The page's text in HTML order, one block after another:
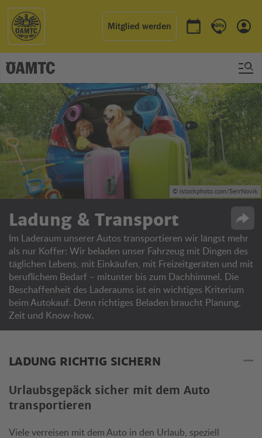
Mitglied werden
Termin buchen
Kontakt &
© istockphoto.com/SerrNovik
Ladung & Transport
Im Laderaum unserer Autos transportieren wir längst mehr
als nur Koffer: Wir beladen unser Fahrzeug mit Dingen des
täglichen Lebens, mit Einkäufen, mit Freizeitgeräten und mit
beruflichem Bedarf – mitunter bis zum Dachhimmel. Die
Beschaffenheit des Laderaums ist ein wichtiges Kriterium
beim Autokauf. Denn richtiges Beladen braucht Planung,
Zeit und Know-how.
LADUNG RICHTIG SICHERN
Urlaubsgepäck sicher mit dem Auto
transportieren
Viele verreisen mit dem Auto in den Urlaub, speziell